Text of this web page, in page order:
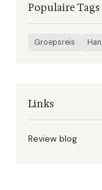
Populaire Tags
Groepsreis
Links
Review blog